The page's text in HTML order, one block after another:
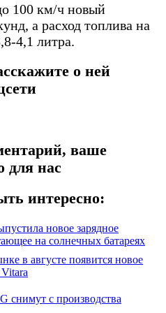
100 км/ч новый
а расход топлива на
4,1 литра.
о ней
ваше
для нас
интересно:
новое зарядное
на солнечных батареях
в августе появится новое
снимут с производства